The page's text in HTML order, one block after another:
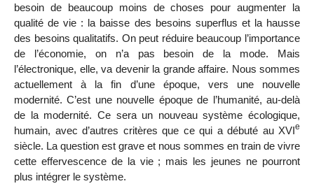
besoin de beaucoup moins de choses pour augmenter la
qualité de vie : la baisse des besoins superflus et la hausse
des besoins qualitatifs. On peut réduire beaucoup l’importance
de l’économie, on n’a pas besoin de la mode. Mais
l’électronique, elle, va devenir la grande affaire. Nous sommes
actuellement à la fin d’une époque, vers une nouvelle
modernité. C’est une nouvelle époque de l’humanité, au-delà
de la modernité. Ce sera un nouveau système écologique,
humain, avec d’autres critères que ce qui a débuté au XVIe
siècle. La question est grave et nous sommes en train de vivre
cette effervescence de la vie ; mais les jeunes ne pourront
plus intégrer le système.